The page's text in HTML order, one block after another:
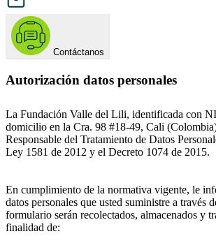
Contáctanos
Autorización datos personales
La Fundación Valle del Lili, identificada con
domicilio en la Cra. 98 #18-49, Cali
Responsable del Tratamiento de Datos
Ley 1581 de 2012 y el Decreto 1074 de 2015.
En cumplimiento de la normativa vigente, le
datos personales que usted suministre a través
formulario serán recolectados, almacenados y
finalidad de: